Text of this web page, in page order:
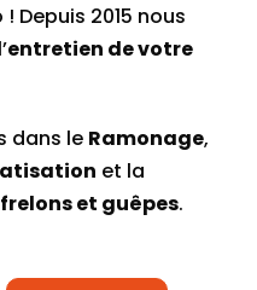
Depuis 2015 nous
entretien de votre
dans le Ramonage,
et la
et guêpes.